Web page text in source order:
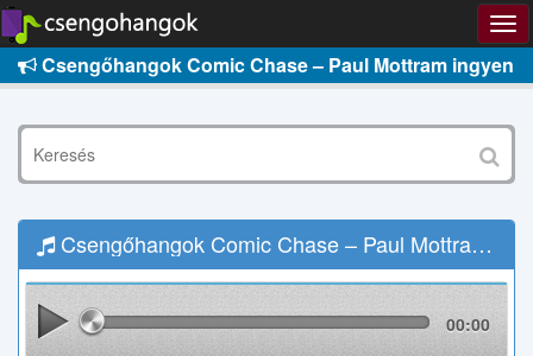
Csengőhangok Comic Chase – Paul Mottram ingyen
Csengőhangok Comic Chase – Paul Mottram Letöltés
00:00